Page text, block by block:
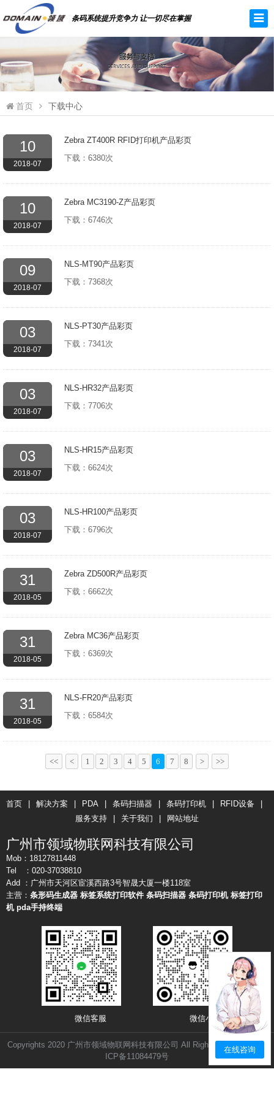
条码系统提升竞争力 让一切尽在掌握
首页 下载中心
10
2018-07
Zebra ZT400R RFID打印机产品彩页
下载：6380次
10
2018-07
Zebra MC3190-Z产品彩页
下载：6746次
09
2018-07
NLS-MT90产品彩页
下载：7368次
03
2018-07
NLS-PT30产品彩页
下载：7341次
03
2018-07
NLS-HR32产品彩页
下载：7706次
03
2018-07
NLS-HR15产品彩页
下载：6624次
03
2018-07
NLS-HR100产品彩页
下载：6796次
31
2018-05
Zebra ZD500R产品彩页
下载：6662次
31
2018-05
Zebra MC36产品彩页
下载：6369次
31
2018-05
NLS-FR20产品彩页
下载：6584次
<< < 1 2 3 4 5 6 7 8 > >>
首页 解决方案 PDA 条码扫描器 条码打印机 RFID设备
服务支持
关于我们 网站地址
广州市领域物联网科技有限公司
Mob：18127811448
Tel ：020-37038810
Add ：广州市天河区宦溪西路3号智晟大厦一楼118室
主营： 条形码生成器 标签系统打印软件 条码扫描器 条码打印机 标签打印
机 pda手持终端
微信客服 微信小店
Copyrights 2020 广州市领域物联网科技有限公司 All Rights Reserved.
粤
ICP备11084479号
在线咨询